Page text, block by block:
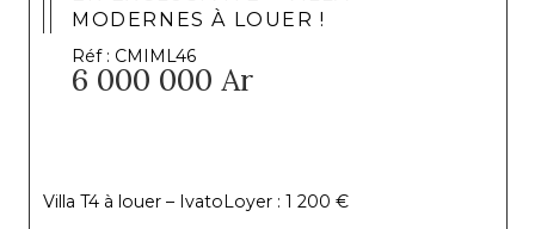
MODERNES À LOUER !
Réf : CMIML46
6 000 000 Ar
Villa T4 à louer – IvatoLoyer : 1 200 €